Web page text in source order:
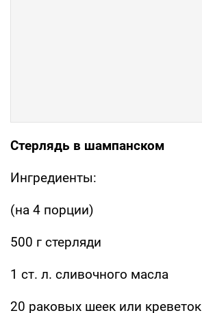
Стерлядь в шампанском
Ингредиенты:
(на 4 порции)
500 г стерляди
1 ст. л. сливочного масла
20 раковых шеек или креветок